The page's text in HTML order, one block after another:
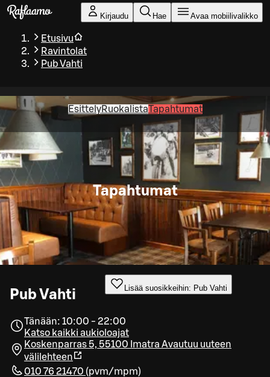
Siirry pääsisältöön
Kirjaudu Hae Avaa mobiilivalikko
Etusivu
Ravintolat
Pub Vahti
EsittelyRuokalistaTapahtumat
Tapahtumat
Pub Vahti Lisää suosikkeihin: Pub Vahti
Tänään: 10:00 - 22:00
Katso kaikki aukioloajat
Koskenparras 5, 55100 Imatra Avautuu uuteen
välilehteen
010 76 21470 (pvm/mpm)